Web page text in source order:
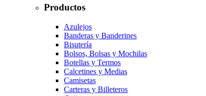
Productos
Azulejos
Banderas y Banderines
Bisutería
Bolsos, Bolsas y Mochilas
Botellas y Termos
Calcetines y Medias
Camisetas
Carteras y Billeteros